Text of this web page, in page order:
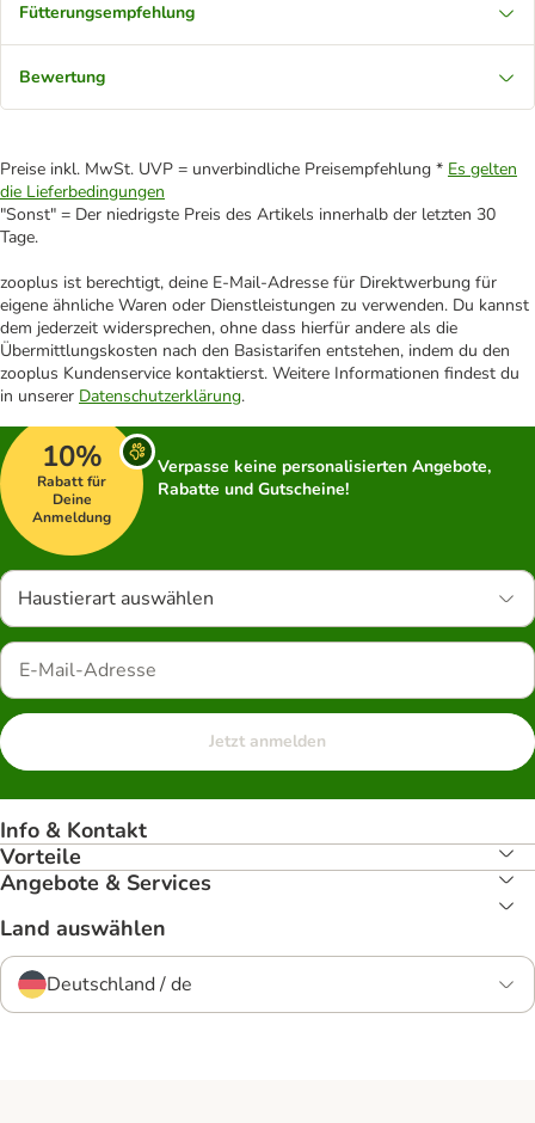
Fütterungsempfehlung
Bewertung
Preise inkl. MwSt. UVP = unverbindliche Preisempfehlung * Es gelten
die Lieferbedingungen
"Sonst" = Der niedrigste Preis des Artikels innerhalb der letzten 30
Tage.
zooplus ist berechtigt, deine E-Mail-Adresse für Direktwerbung für
eigene ähnliche Waren oder Dienstleistungen zu verwenden. Du kannst
dem jederzeit widersprechen, ohne dass hierfür andere als die
Übermittlungskosten nach den Basistarifen entstehen, indem du den
zooplus Kundenservice kontaktierst. Weitere Informationen findest du
in unserer Datenschutzerklärung.
10%
Rabatt für
Deine
Anmeldung
Verpasse keine personalisierten Angebote,
Rabatte und Gutscheine!
Haustierart auswählen
Jetzt anmelden
Info & Kontakt
Vorteile
Angebote & Services
Land auswählen
Deutschland / de